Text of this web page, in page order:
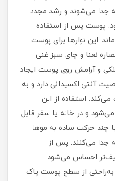
جدا می‌شوند و رشد مجدد
پوست پس از استفاده
این نوارها برای پوست
نعنا و چای سبز غنی
و آرامش روی پوست ایجاد
آنتی‌ اکسیدانی دارد و به
استفاده از این
و در خانه یا سفر قابل
چند حرکت ساده به موها
جدا می‌کنند. پس از
احساس می‌شود.
از سطح پوست پاک